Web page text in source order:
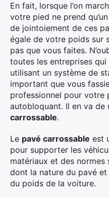
En fait, lorsque l’on
votre pied ne prend
de jointoiement de ces
égale de votre poids sur
pas que vous faites.
toutes les entreprises
utilisant un système de
important que vous
professionnel pour votre
autobloquant. Il en va de
carrossable.
Le pavé carrossable est
pour supporter les
matériaux et des normes
dont la nature du pavé
du poids de la voiture.